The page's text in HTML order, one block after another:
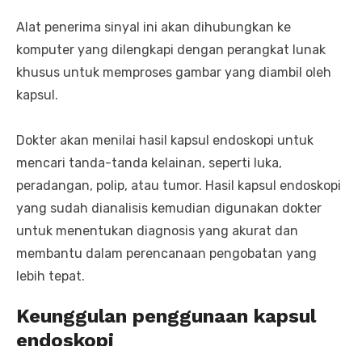
Alat penerima sinyal ini akan dihubungkan ke
komputer yang dilengkapi dengan perangkat lunak
khusus untuk memproses gambar yang diambil oleh
kapsul.
Dokter akan menilai hasil kapsul endoskopi untuk
mencari tanda-tanda kelainan, seperti luka,
peradangan, polip, atau tumor. Hasil kapsul endoskopi
yang sudah dianalisis kemudian digunakan dokter
untuk menentukan diagnosis yang akurat dan
membantu dalam perencanaan pengobatan yang
lebih tepat.
Keunggulan penggunaan kapsul
endoskopi